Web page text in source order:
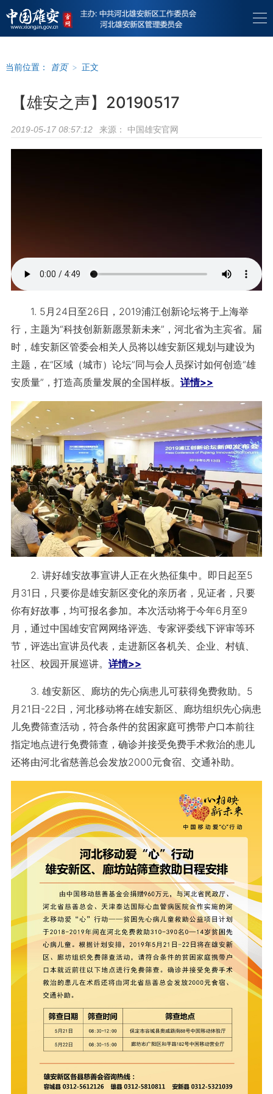
当前位置： 首页 > 正文
【雄安之声】20190517
2019-05-17 08:57:12 来源： 中国雄安官网
1. 5月24日至26日，2019浦江创新论坛将于上海举
行，主题为“科技创新新愿景新未来”，河北省为主宾省。届
时，雄安新区管委会相关人员将以雄安新区规划与建设为
主题，在“区域（城市）论坛”同与会人员探讨如何创造“雄
安质量”，打造高质量发展的全国样板。 详情>>
2. 讲好雄安故事宣讲人正在火热征集中。即日起至5
月31日，只要你是雄安新区变化的亲历者，见证者，只要
你有好故事，均可报名参加。本次活动将于今年6月至9
月，通过中国雄安官网网络评选、专家评委线下评审等环
节，评选出宣讲员代表，走进新区各机关、企业、村镇、
社区、校园开展巡讲。 详情>>
3. 雄安新区、廊坊的先心病患儿可获得免费救助。5
月21日-22日，河北移动将在雄安新区、廊坊组织先心病患
儿免费筛查活动，符合条件的贫困家庭可携带户口本前往
指定地点进行免费筛查，确诊并接受免费手术救治的患儿
还将由河北省慈善总会发放2000元食宿、交通补助。